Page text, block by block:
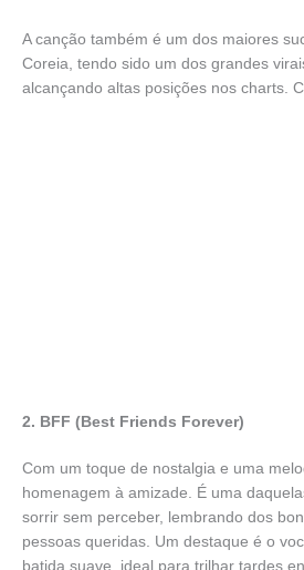
A canção também é um dos maiores
Coreia, tendo sido um dos grandes
alcançando altas posições nos charts.
2. BFF (Best Friends Forever)
Com um toque de nostalgia e uma
homenagem à amizade. É uma
sorrir sem perceber, lembrando dos
pessoas queridas. Um destaque é o
batida suave, ideal para trilhar tardes